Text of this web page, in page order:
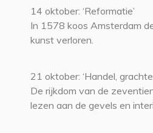
14 oktober: ‘Reformatie’
In 1578 koos Amsterdam
kunst verloren.
21 oktober: ‘Handel,
De rijkdom van de
lezen aan de gevels en